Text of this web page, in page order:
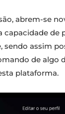
abrem-se
capacidade de
sendo assim
de algo
plataforma.